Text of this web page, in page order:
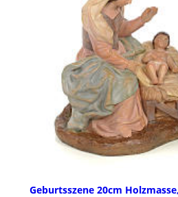
Geburtsszene 20cm